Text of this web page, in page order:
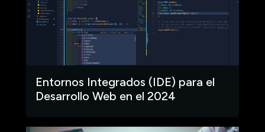
Entornos Integrados (IDE) para el
Desarrollo Web en el 2024